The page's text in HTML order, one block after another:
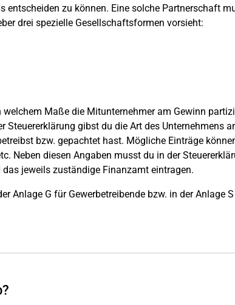
entscheiden zu können. Eine solche Partnerschaft
drei spezielle Gesellschaftsformen vorsieht:
Maße die Mitunternehmer am Gewinn
gibst du die Art des Unternehmens
bzw. gepachtet hast. Mögliche Einträge
Neben diesen Angaben musst du in der
jeweils zuständige Finanzamt eintragen.
Anlage G für Gewerbetreibende bzw. in der Anlage